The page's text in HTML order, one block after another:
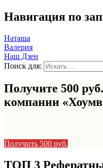
Навигация по
Наташа
Валерия
Наш Дзен
Поиск для:
Получите 500
компании
Получить 500 руб.
ТОП 3